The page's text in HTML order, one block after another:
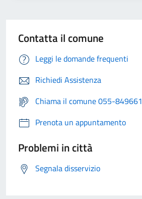
Contatta il comune
Leggi le domande frequenti
Richiedi Assistenza
Chiama il comune 055-849661
Prenota un appuntamento
Problemi in città
Segnala disservizio